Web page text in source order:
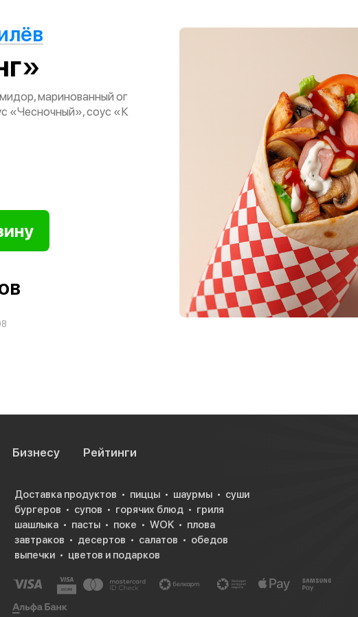
маринованный ог
«Чесночный», соус «К
Бизнесу Рейтинги
Доставка продуктов пиццы шаурмы
суши
бургеров
супов горячих блюд
гриля
шашлыка
пасты поке WOK
плова
завтраков
десертов салатов
обедов
выпечки
цветов и подарков